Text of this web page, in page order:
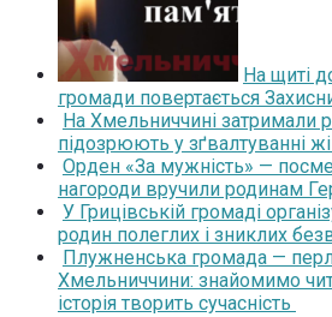
На щиті
громади повертається
На Хмельниччині затримали
підозрюють у зґвалтуванні
Орден «За мужність» —
нагороди вручили родинам
У Грицівській громаді
родин полеглих і зниклих
Плужненська громада —
Хмельниччини: знайомимо
історія творить сучасність